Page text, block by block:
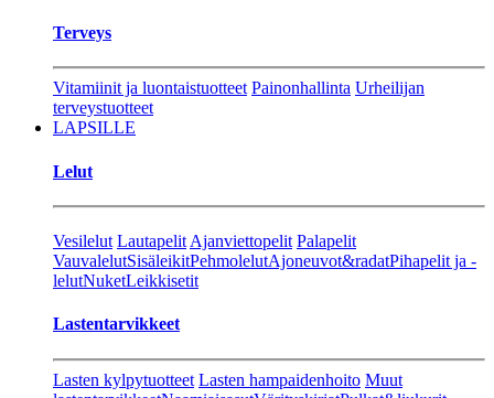
Terveys
Vitamiinit ja luontaistuotteet Painonhallinta Urheilijan
terveystuotteet
LAPSILLE
Lelut
Vesilelut Lautapelit Ajanviettopelit Palapelit
VauvalelutSisäleikitPehmolelutAjoneuvot&radatPihapelit ja -
lelutNuketLeikkisetit
Lastentarvikkeet
Lasten kylpytuotteet Lasten hampaidenhoito Muut